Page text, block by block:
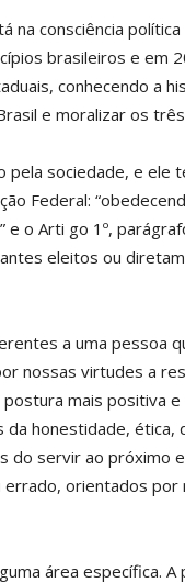
na consciência
brasileiros e em
conhecendo a
e moralizar os
pela sociedade, e ele
Federal:
o Arti go 1º,
eleitos ou
a uma pessoa
nossas virtudes a
mais positiva e
honestidade, ética,
do servir ao próximo e
orientados por
área específica. A